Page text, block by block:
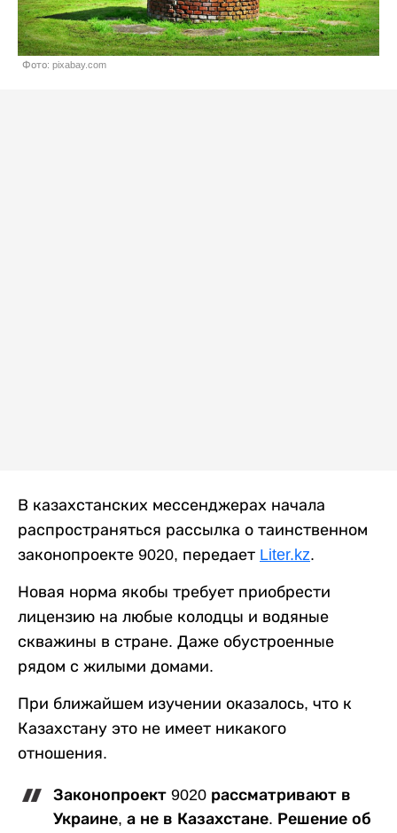
Фото: pixabay.com
В казахстанских мессенджерах начала
распространяться рассылка о таинственном
законопроекте 9020, передает Liter.kz.
Новая норма якобы требует приобрести
лицензию на любые колодцы и водяные
скважины в стране. Даже обустроенные
рядом с жилыми домами.
При ближайшем изучении оказалось, что к
Казахстану это не имеет никакого
отношения.
Законопроект 9020 рассматривают в
Украине, а не в Казахстане. Решение об